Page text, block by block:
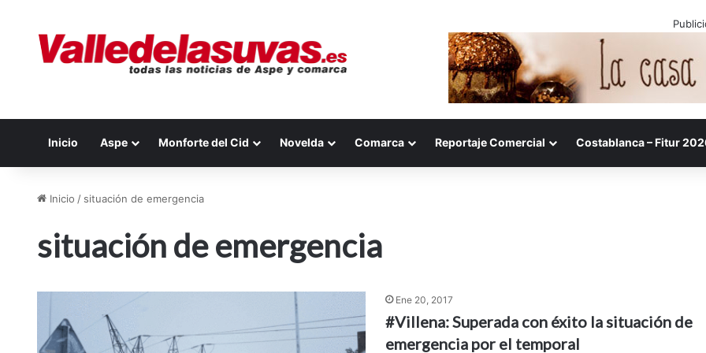
Inicio Aspe Monforte del Cid Novelda Comarca Reportaje Comercial Costablanca – Fitur
Inicio / situación de emergencia
situación de emergencia
Ene 20, 2017
#Villena: Superada con éxito la situación de
emergencia por el temporal